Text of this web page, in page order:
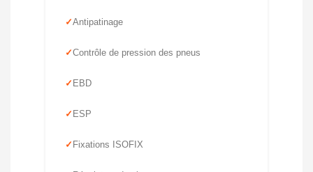
Antipatinage
Contrôle de pression des pneus
EBD
ESP
Fixations ISOFIX